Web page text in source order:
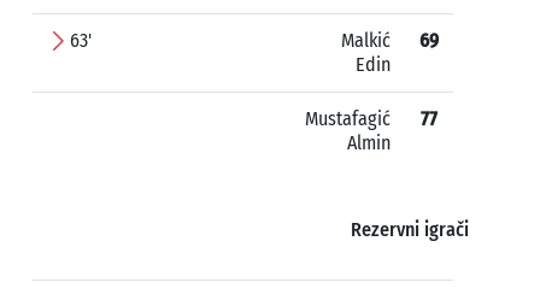
63'
Malkić
Edin
69
Mustafagić
Almin
77
Rezervni igrači